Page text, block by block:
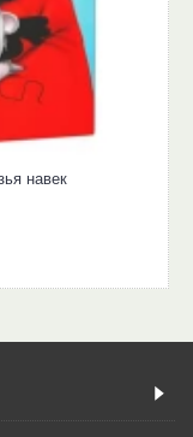
навек